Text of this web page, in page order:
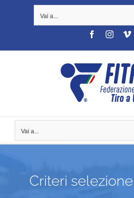
Vai a...
Facebook
Vai a...
Criteri